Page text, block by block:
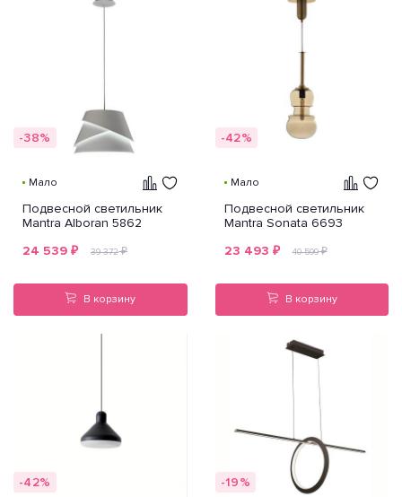
-38%
Мало
Подвесной светильник
Mantra Alboran 5862
24 539 ₽ 39 372₽
В корзину
-42%
Мало
Подвесной светильник
Mantra Sonata 6693
23 493 ₽ 40 599₽
В корзину
-42% -19%